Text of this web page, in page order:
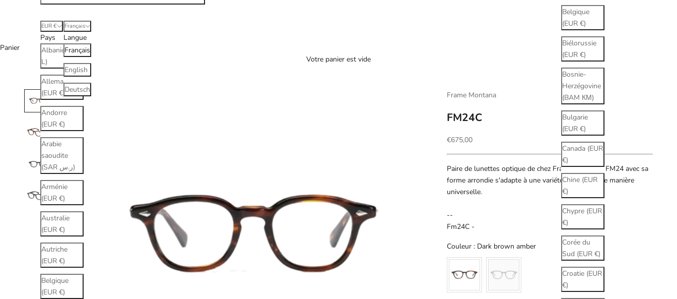
Belgique
(EUR €)
Biélorussie
(EUR €)
Bosnie-
Herzégovine
(BAM КМ)
Bulgarie
(EUR €)
Canada (EUR
€)
Chine (EUR
€)
Chypre (EUR
€)
Corée du
Sud (EUR €)
Croatie (EUR
€)
EUR €
Pays
Albanie (ALL
L)
Allemagne
(EUR €)
Andorre
(EUR €)
Arabie
saoudite
(SAR ر.س)
Arménie
(EUR €)
Australie
(EUR €)
Autriche
(EUR €)
Belgique
(EUR €)
Français
Langue
Français
English
Deutsch
Panier
Votre panier est vide
Frame Montana
FM24C
Prix de vente
€675,00
Paire de lunettes optique de chez Frame Montana. FM24 avec sa
forme arrondie s'adapte à une variété de visages de manière
universelle.
--
Fm24C -
Couleur : Dark brown amberCouleur